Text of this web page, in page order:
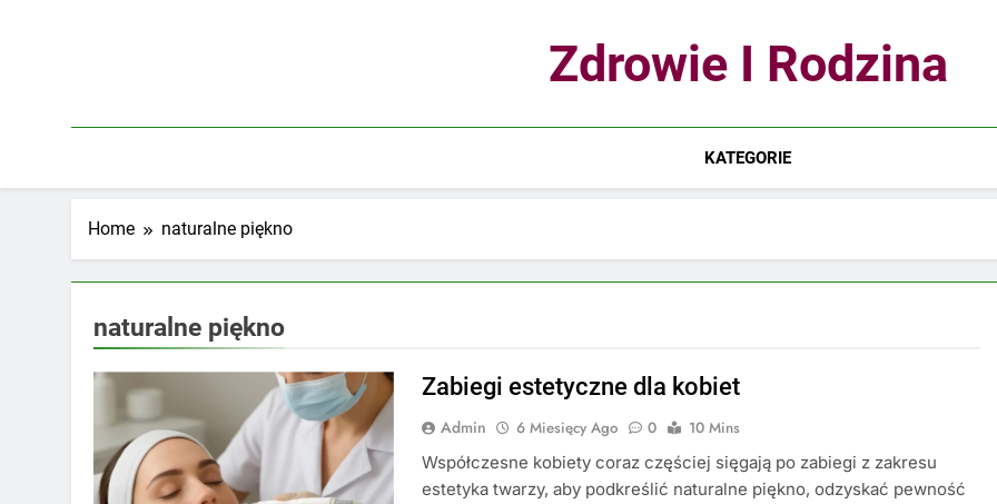
Zdrowie I Rodzina
KATEGORIE
Home naturalne piękno
naturalne piękno
Zabiegi estetyczne dla kobiet
Admin 6 Miesięcy Ago 0
10 Mins
Współczesne kobiety coraz częściej sięgają po zabiegi z zakresu
estetyka twarzy, aby podkreślić naturalne piękno, odzyskać pewność